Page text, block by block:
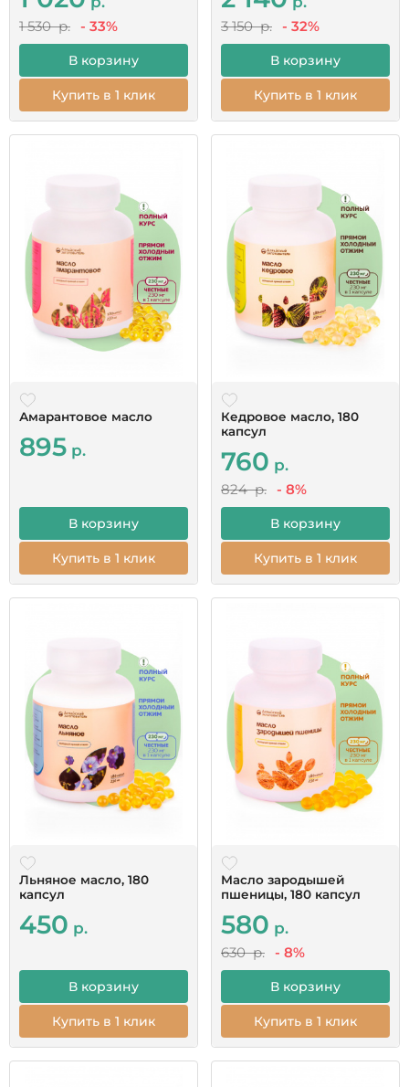
1 530 р. - 33%
В корзину
Купить в 1 клик
3 150 р. - 32%
В корзину
Купить в 1 клик
Амарантовое масло
895р.
В корзину
Купить в 1 клик
Кедровое масло, 180
капсул
760р.
824 р. - 8%
В корзину
Купить в 1 клик
Льняное масло, 180
капсул
450р.
В корзину
Купить в 1 клик
Масло зародышей
пшеницы, 180 капсул
580р.
630 р. - 8%
В корзину
Купить в 1 клик